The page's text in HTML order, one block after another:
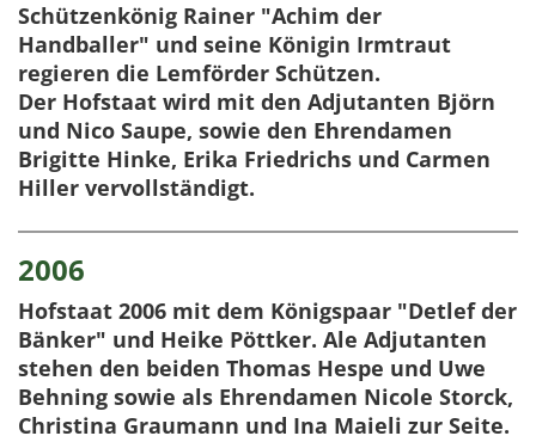
Schützenkönig Rainer "Achim der
Handballer" und seine Königin Irmtraut
regieren die Lemförder Schützen.
Der Hofstaat wird mit den Adjutanten Björn
und Nico Saupe, sowie den Ehrendamen
Brigitte Hinke, Erika Friedrichs und Carmen
Hiller vervollständigt.
2006
Hofstaat 2006 mit dem Königspaar "Detlef der
Bänker" und Heike Pöttker. Ale Adjutanten
stehen den beiden Thomas Hespe und Uwe
Behning sowie als Ehrendamen Nicole Storck,
Christina Graumann und Ina Maieli zur Seite.